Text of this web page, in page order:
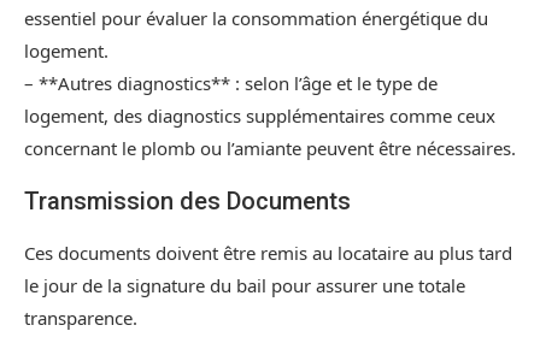
essentiel pour évaluer la consommation énergétique du
logement.
– **Autres diagnostics** : selon l’âge et le type de
logement, des diagnostics supplémentaires comme ceux
concernant le plomb ou l’amiante peuvent être nécessaires.
Transmission des Documents
Ces documents doivent être remis au locataire au plus tard
le jour de la signature du bail pour assurer une totale
transparence.